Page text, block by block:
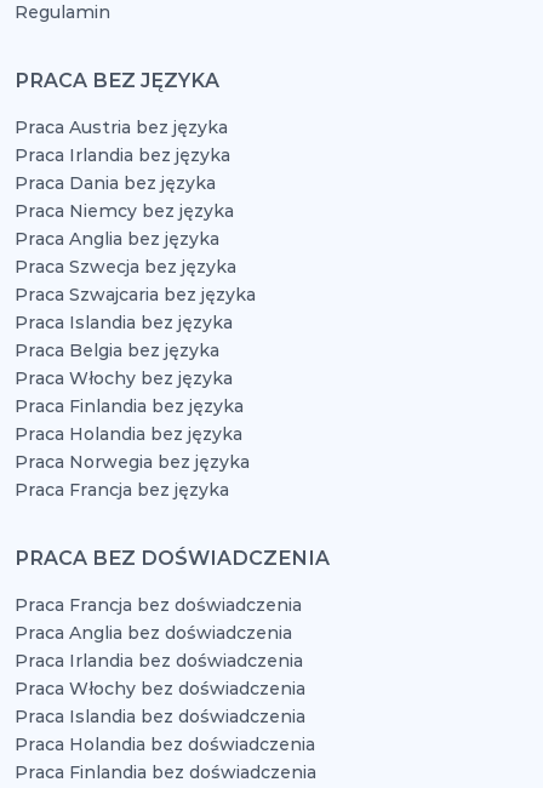
Regulamin
PRACA BEZ JĘZYKA
Praca Austria bez języka
Praca Irlandia bez języka
Praca Dania bez języka
Praca Niemcy bez języka
Praca Anglia bez języka
Praca Szwecja bez języka
Praca Szwajcaria bez języka
Praca Islandia bez języka
Praca Belgia bez języka
Praca Włochy bez języka
Praca Finlandia bez języka
Praca Holandia bez języka
Praca Norwegia bez języka
Praca Francja bez języka
PRACA BEZ DOŚWIADCZENIA
Praca Francja bez doświadczenia
Praca Anglia bez doświadczenia
Praca Irlandia bez doświadczenia
Praca Włochy bez doświadczenia
Praca Islandia bez doświadczenia
Praca Holandia bez doświadczenia
Praca Finlandia bez doświadczenia